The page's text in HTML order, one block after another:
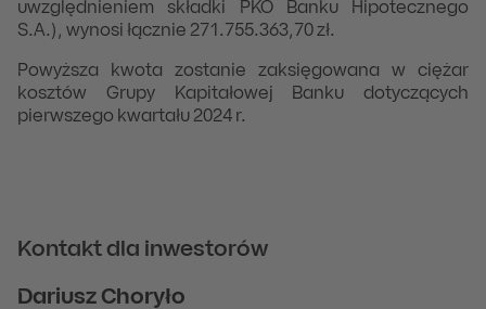
uwzględnieniem składki PKO Banku Hipotecznego
S.A.), wynosi łącznie 271.755.363,70 zł.
Powyższa kwota zostanie zaksięgowana w ciężar
kosztów Grupy Kapitałowej Banku dotyczących
pierwszego kwartału 2024 r.
Kontakt dla inwestorów
Dariusz Choryło